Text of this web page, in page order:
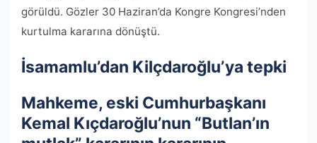
görüldü. Gözler 30 Haziran’da Kongre Kongresi’nden
kurtulma kararına dönüştü.
İsamamlu’dan Kilçdaroğlu’ya tepki
Mahkeme, eski Cumhurbaşkanı
Kemal Kıçdaroğlu’nun “Butlan’ın